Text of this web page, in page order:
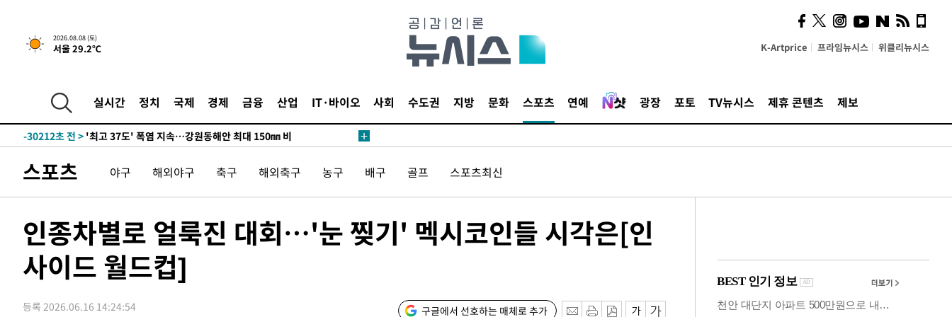
2026.08.08 (토)
서울 29.2℃ K-Artprice 프라임뉴시스 위클리뉴시스
실시간 정치 국제 경제 금융 산업 IT·바이오 사회 수도권 지방 문화 스포츠 연예 광장 포토 TV뉴시스 제휴 콘텐츠 제보
-23358초 전 >
-30212초 전 > '최고 37도' 폭염 지속…강원동해안 최대 150㎜ 비
-30232초 전 >
'최고 37도' 폭염 지속…강원동해안 최대 150㎜ 비
-23358초 전 >[속보]뉴욕증시 상승 마감…S&P 0.6% 나스닥 1.3%↑
스포츠 야구 해외야구 축구 해외축구 농구 배구 골프 스포츠최신
인종차별로 얼룩진 대회…'눈 찢기' 멕시코인들 시각은[인
사이드 월드컵]
등록 2026.06.16 14:24:54 구글에서 선호하는 매체로 추가
시, 스마트폰 액세서리에
NFC 더했다